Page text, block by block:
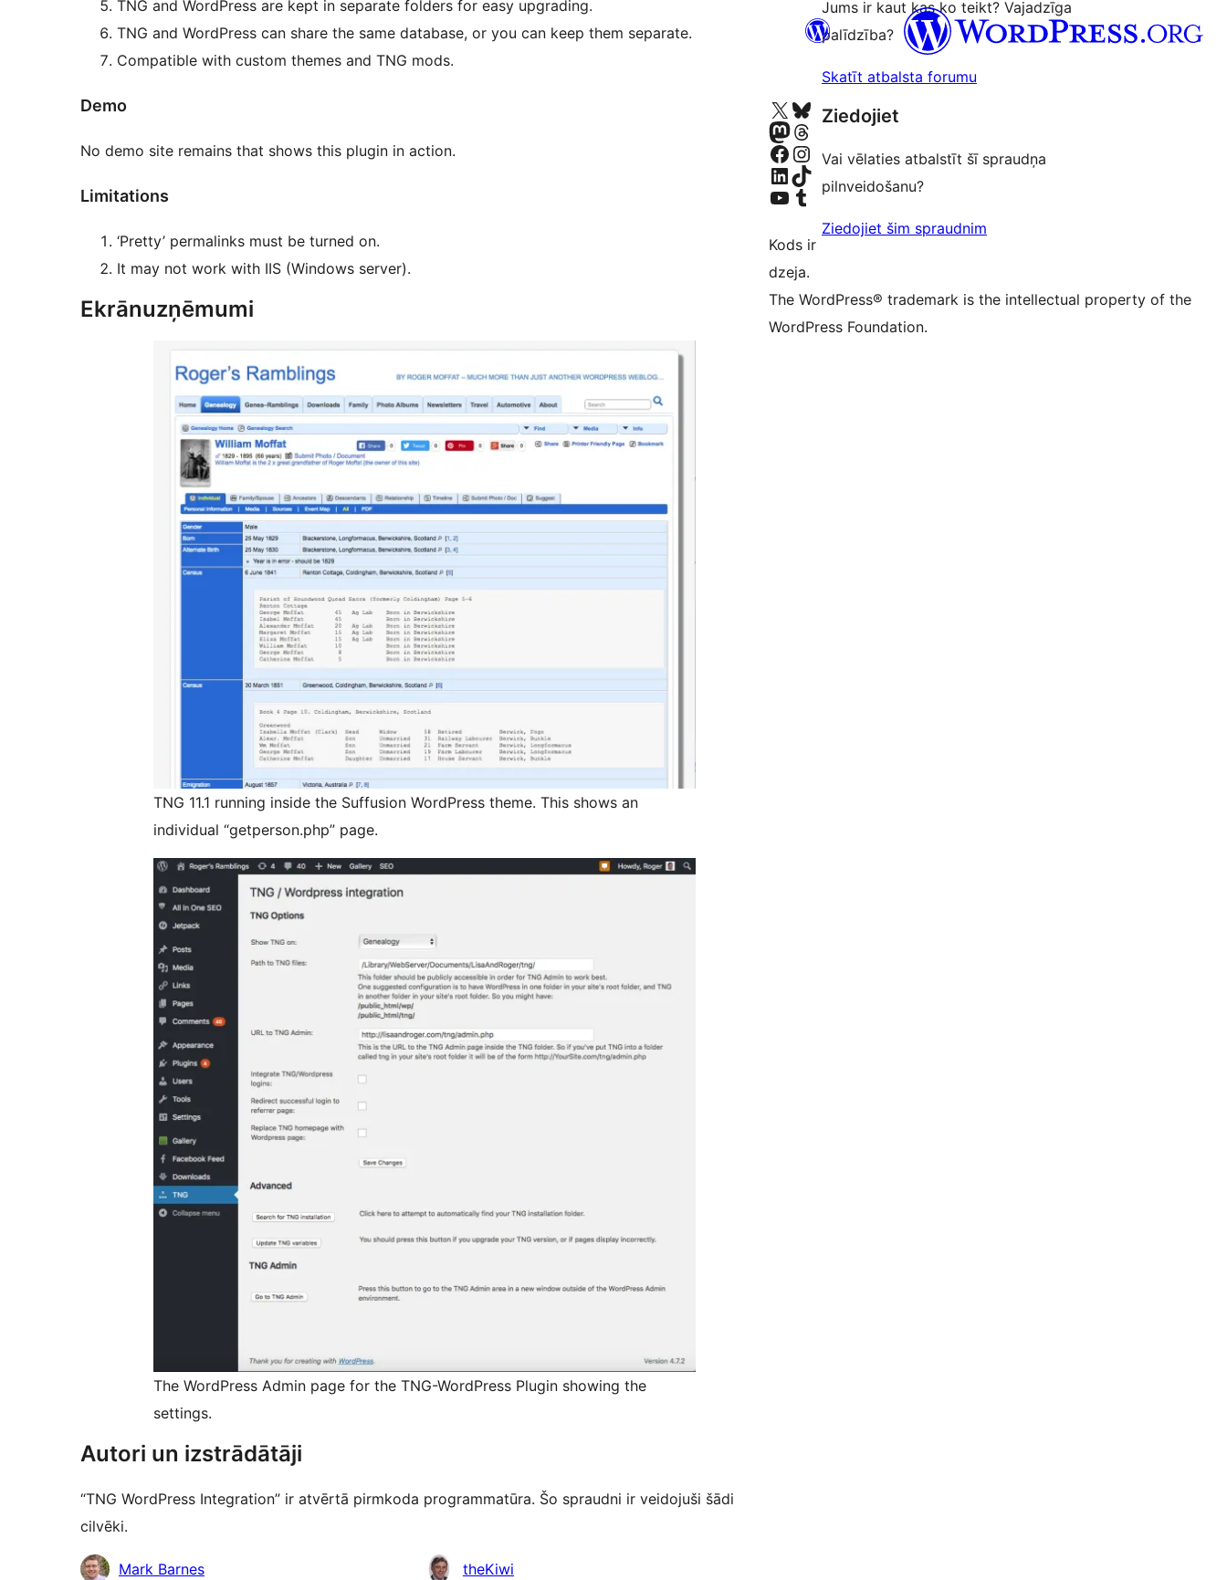
TNG and WordPress are kept in separate folders for easy upgrading.
TNG and WordPress can share the same database, or you can keep them separate.
Compatible with custom themes and TNG mods.
Demo
No demo site remains that shows this plugin in action.
Limitations
‘Pretty’ permalinks must be turned on.
It may not work with IIS (Windows server).
Ekrānuzņēmumi
TNG 11.1 running inside the Suffusion WordPress theme. This shows an
individual “getperson.php” page.
The WordPress Admin page for the TNG-WordPress Plugin showing the
settings.
Autori un izstrādātāji
“TNG WordPress Integration” ir atvērtā pirmkoda programmatūra. Šo spraudni ir veidojuši šādi
cilvēki.
Līdzdalībnieki
Mark Barnes theKiwi
Jums ir kaut kas ko teikt? Vajadzīga
palīdzība?
Skatīt atbalsta forumu
Ziedojiet
Vai vēlaties atbalstīt šī spraudņa
pilnveidošanu?
Ziedojiet šim spraudnim
Apmeklējiet mūsu X (agrāk Twitter) kontu
Apmeklējiet mūsu Bluesky kontu
Apmeklējiet mūsu Mastodon kontu
Apmeklējiet mūsu Threads kontu
Apmeklējiet mūsu Facebook lapuApmeklējiet mūsu Instagram kontu
Apmeklējiet mūsu LinkedIn kontuApmeklējiet mūsu TikTok kontu
Apmeklējiet mūsu YouTube kanālu
Apmeklējiet mūsu Tumblr kontu
Kods ir
dzeja.
The WordPress® trademark is the intellectual property of the
WordPress Foundation.